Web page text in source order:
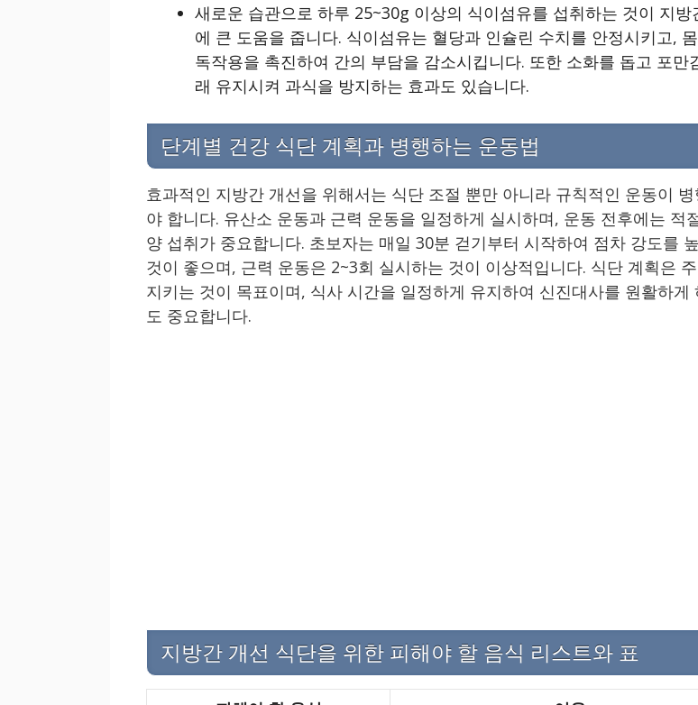
새로운 습관으로 하루 25~30g 이상의 식이섬유를 섭취하는 것이 지방
에 큰 도움을 줍니다. 식이섬유는 혈당과 인슐린 수치를 안정시키고,
독작용을 촉진하여 간의 부담을 감소시킵니다. 또한 소화를 돕고 포만
래 유지시켜 과식을 방지하는 효과도 있습니다.
단계별 건강 식단 계획과 병행하는 운동법
효과적인 지방간 개선을 위해서는 식단 조절 뿐만 아니라 규칙적인 운동이 병
야 합니다. 유산소 운동과 근력 운동을 일정하게 실시하며, 운동 전후에는 적
양 섭취가 중요합니다. 초보자는 매일 30분 걷기부터 시작하여 점차 강도를
것이 좋으며, 근력 운동은 2~3회 실시하는 것이 이상적입니다. 식단 계획은
지키는 것이 목표이며, 식사 시간을 일정하게 유지하여 신진대사를 원활하게
도 중요합니다.
지방간 개선 식단을 위한 피해야 할 음식 리스트와 표